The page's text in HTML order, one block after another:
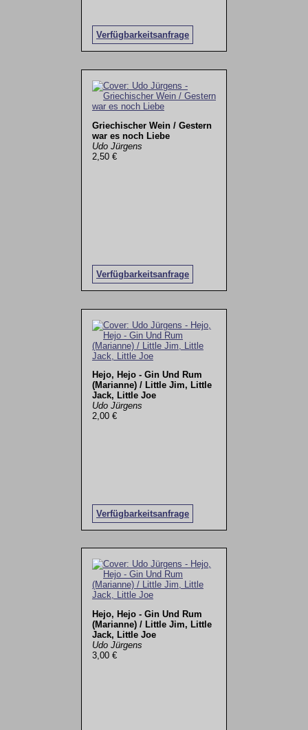
Verfügbarkeitsanfrage
Griechischer Wein / Gestern
war es noch Liebe
Udo Jürgens
2,50 €
Verfügbarkeitsanfrage
Hejo, Hejo - Gin Und Rum
(Marianne) / Little Jim, Little
Jack, Little Joe
Udo Jürgens
2,00 €
Verfügbarkeitsanfrage
Hejo, Hejo - Gin Und Rum
(Marianne) / Little Jim, Little
Jack, Little Joe
Udo Jürgens
3,00 €